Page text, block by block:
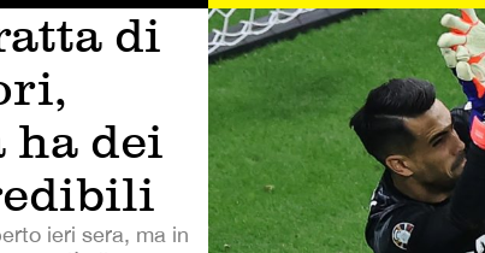
di
ha dei
ieri sera, ma in